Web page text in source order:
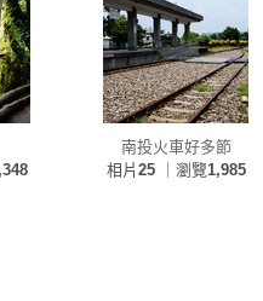
南投火車好多節
相片 25｜瀏覽1,985